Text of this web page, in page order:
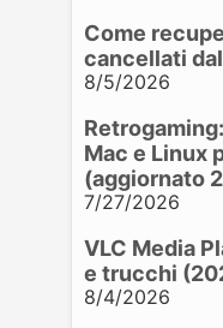
Come
cancellati
8/5/2026
Mac e Linux
(aggiornato
7/27/2026
VLC Media
e trucchi
8/4/2026